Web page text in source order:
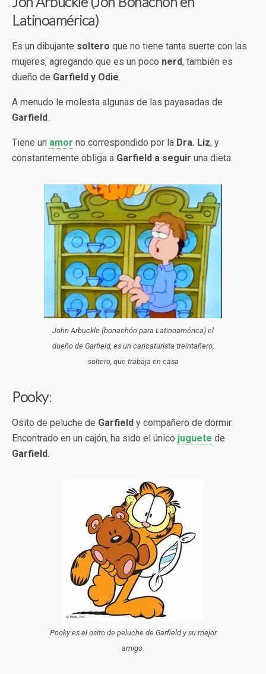
Latinoamérica)
Es un dibujante soltero que no tiene tanta suerte con las
mujeres, agregando que es un poco nerd, también es
dueño de Garfield y Odie.
A menudo le molesta algunas de las payasadas de
Garfield.
Tiene un amor no correspondido por la Dra. Liz, y
constantemente obliga a Garfield a seguir una dieta.
John Arbuckle (bonachón para Latinoamérica) el
dueño de Garfield, es un caricaturista treintañero,
soltero, que trabaja en casa
Pooky:
Osito de peluche de Garfield y compañero de dormir.
Encontrado en un cajón, ha sido el único juguete de
Garfield.
Pooky es el osito de peluche de Garfield y su mejor
amigo.